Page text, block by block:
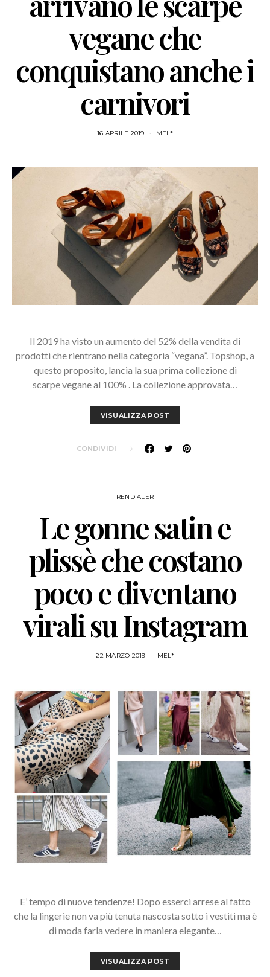
vegane che
conquistano anche i
carnivori
16 APRILE 2019 MEL*
Il 2019 ha visto un aumento del 52% della vendita di
prodotti che rientrano nella categoria “vegana”. Topshop, a
questo proposito, lancia la sua prima collezione di
scarpe vegane al 100% . La collezione approvata…
VISUALIZZA POST
CONDIVIDI
TREND ALERT
Le gonne satin e
plissè che costano
poco e diventano
virali su Instagram
22 MARZO 2019 MEL*
E’ tempo di nuove tendenze! Dopo esserci arrese al fatto
che la lingerie non va più tenuta nascosta sotto i vestiti ma è
di moda farla vedere in maniera elegante…
VISUALIZZA POST